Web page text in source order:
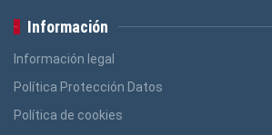
Información
Información legal
Política Protección Datos
Política de cookies